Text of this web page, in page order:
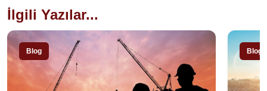
İlgili Yazılar...
Blog Blog